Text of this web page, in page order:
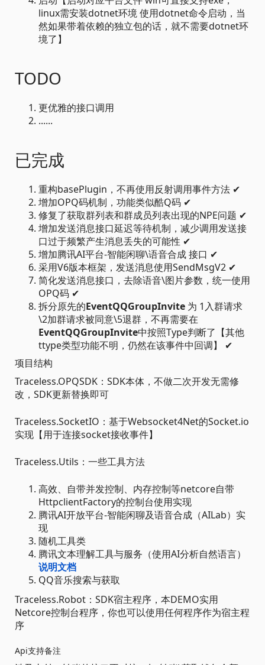
linux需安装dotnet环境 使用dotnet命令启动，当
然如果带着依赖的独立包的话，就不需要dotnet环
境了】
TODO
更优雅的接口调用
......
已完成
重构basePlugin，不再使用反射调用事件方法 ✔
增加OPQ码机制，功能类似酷Q码 ✔
修复了获取群列表和群成员列表出现的NPE问题 ✔
增加发送消息接口延迟等待机制，减少调用发送接
口过于频繁产生消息丢失的可能性 ✔
增加腾讯AI平台-智能闲聊\语音合成 接口 ✔
采用V6版本框架，发送消息使用SendMsgV2 ✔
简化发送消息接口，去除语音\图片参数，统一使用
OPQ码 ✔
拆分原先的EventQQGroupInvite 为 1入群请求
\2加群请求被同意\5退群，不再需要在
EventQQGroupInvite中按照Type判断了【其他
ttype类型功能不明，仍然在该事件中回调】 ✔
项目结构
Traceless.OPQSDK：SDK本体，不做二次开发无需修
改，SDK更新替换即可
Traceless.SocketIO：基于Websocket4Net的Socket.io
实现【用于连接socket接收事件】
Traceless.Utils：一些工具方法
高效、自带并发控制、内存控制等netcore自带
HttpclientFactory的控制台使用实现
腾讯AI开放平台-智能闲聊及语音合成（AILab）实
现
随机工具类
腾讯文本理解工具与服务（使用AI分析自然语言）
说明文档
QQ音乐搜索与获取
Traceless.Robot：SDK宿主程序，本DEMO实用
Netcore控制台程序，你也可以使用任何程序作为宿主程
序
Api支持备注